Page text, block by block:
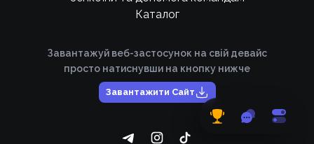
Каталог
Завантажуй веб-застосунок на свій девайс
просто натиснувши на кнопку нижче
Завантажити Сайт